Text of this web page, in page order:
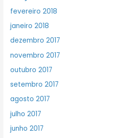
fevereiro 2018
janeiro 2018
dezembro 2017
novembro 2017
outubro 2017
setembro 2017
agosto 2017
julho 2017
junho 2017